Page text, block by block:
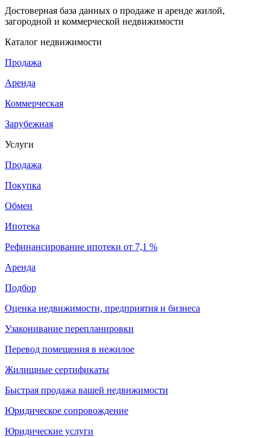
Достоверная база данных о продаже и аренде жилой,
загородной и коммерческой недвижимости
Каталог недвижимости
Продажа
Аренда
Коммерческая
Зарубежная
Услуги
Продажа
Покупка
Обмен
Ипотека
Рефинансирование ипотеки от 7,1 %
Аренда
Подбор
Оценка недвижимости, предприятия и бизнеса
Узаконивание перепланировки
Перевод помещения в нежилое
Жилищные сертификаты
Быстрая продажа вашей недвижимости
Юридическое сопровождение
Юридические услуги